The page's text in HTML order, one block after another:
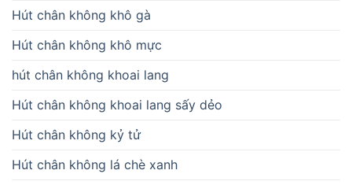
Hút chân không khô gà
Hút chân không khô mực
hút chân không khoai lang
Hút chân không khoai lang sấy dẻo
Hút chân không kỷ tử
Hút chân không lá chè xanh